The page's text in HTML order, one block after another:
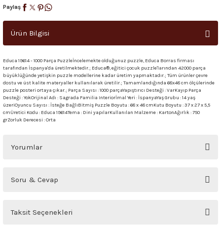
Paylaş
Ürün Bilgisi
Educa 19614 - 1000 Parça Puzzleİncelemekte olduğunuz puzzle, Educa Borras firması
tarafından İspanya'da üretilmektedir.; Educa®, eğitici çocuk puzzle'larından 42000 parça
büyüklüğünde yetişkin puzzle modellerine kadar üretim yapmaktadır.; Tüm ürünler çevre
dostu ve üst kalite materyaller kullanılarak üretilir.; Tamamlandığında 68x48 cm ölçülerinde
puzzle posteri ortaya çıkar.; Parça Sayısı : 1000 parçaYapıştırıcı Desteği : VarKayıp Parça
Desteği : YokOrijinal Adı : Sagrada Familia Interiorİmal Yeri : İspanyaYaş Grubu : 14 yaş
üzeriOyuncu Sayısı : İsteğe BağlıBitmiş Puzzle Boyutu : 68 x 48 cmKutu Boyutu : 37 x 27 x 5,5
cmÜretici Kodu : Educa 19614Tema : Dini yapılarKullanılan Malzeme : KartonAğırlık : 750
grZorluk Derecesi : Orta
Yorumlar
Soru & Cevap
Ürün hakkında henüz soru sorulmamış.
Taksit Seçenekleri